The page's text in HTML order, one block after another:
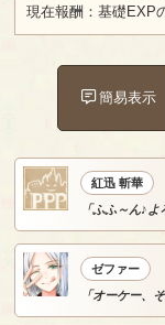
現在報酬：基礎EXP
簡易表示
紅迅 斬華
「ふふ～ん♪よ
ゼファー
「オーケー、